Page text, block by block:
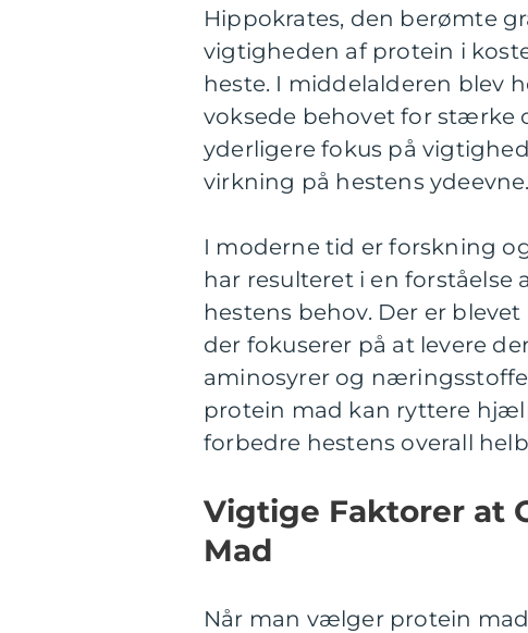
Hippokrates, den berømte
vigtigheden af protein i
heste. I middelalderen blev
voksede behovet for stærke
yderligere fokus på
virkning på hestens ydeevne.
I moderne tid er forskning
har resulteret i en
hestens behov. Der er
der fokuserer på at levere
aminosyrer og
protein mad kan ryttere
forbedre hestens overall
Vigtige Faktorer at
Mad
Når man vælger protein